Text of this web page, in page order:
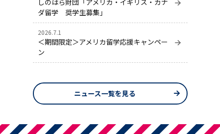
ダ留学 奨学生募集」
2026.7.1
＜期間限定＞アメリカ留学応援キャンペー
ン
ニュース一覧を見る